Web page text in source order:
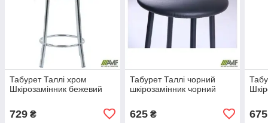
Табурет Таллі хром
Шкiрозамiнник бежевий
729 ₴
Табурет Таллі чорний
шкірозамінник чорний
625₴ 675